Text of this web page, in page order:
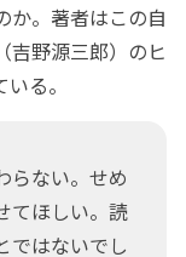
か。著者はこの自
（吉野源三郎）のヒ
る。
らない。せめ
てほしい。読
ではないでし